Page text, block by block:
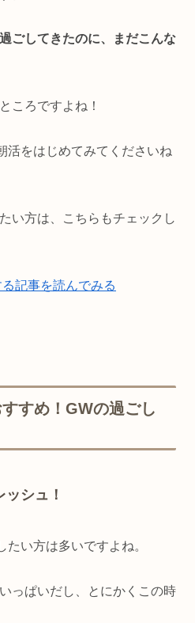
ごしてきたのに、まだこんな
ころですよね！
活をはじめてみてくださいね
い方は、こちらもチェックし
る記事を読んでみる
すめ！GWの過ごし
シュ！
い方は多いですよね。
っぱいだし、とにかくこの時